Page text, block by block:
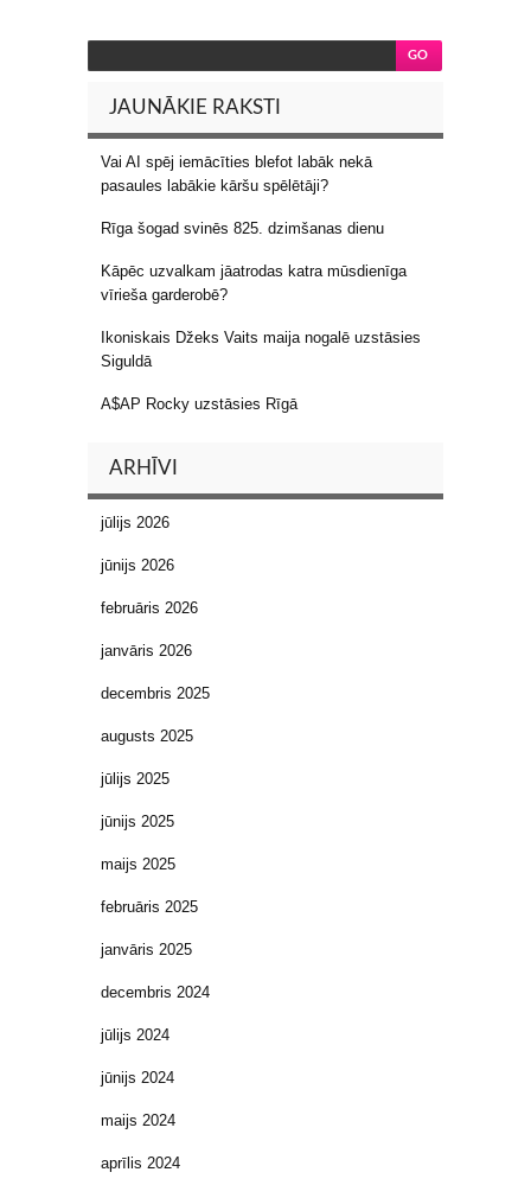
JAUNĀKIE RAKSTI
Vai AI spēj iemācīties blefot labāk nekā
pasaules labākie kāršu spēlētāji?
Rīga šogad svinēs 825. dzimšanas dienu
Kāpēc uzvalkam jāatrodas katra mūsdienīga
vīrieša garderobē?
Ikoniskais Džeks Vaits maija nogalē uzstāsies
Siguldā
A$AP Rocky uzstāsies Rīgā
ARHĪVI
jūlijs 2026
jūnijs 2026
februāris 2026
janvāris 2026
decembris 2025
augusts 2025
jūlijs 2025
jūnijs 2025
maijs 2025
februāris 2025
janvāris 2025
decembris 2024
jūlijs 2024
jūnijs 2024
maijs 2024
aprīlis 2024